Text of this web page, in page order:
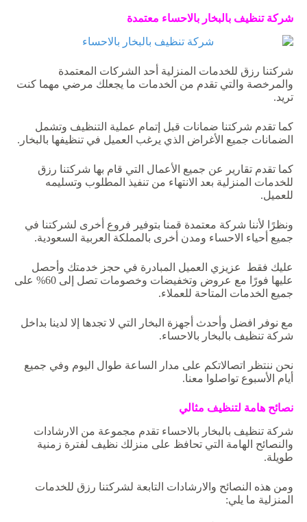
شركة تنظيف بالبخار بالاحساء معتمدة
شركتنا رزق للخدمات المنزلية أحد الشركات المعتمدة
والمرخصة والتي تقدم من الخدمات ما يجعلك مرضي مهما كنت
تريد.
كما تقدم شركتنا ضمانات قبل إتمام عملية التنظيف وتشمل
الضمانات جميع الأغراض الذي يرغب العميل في تنظيفها بالبخار.
كما تقدم تقارير عن جميع الأعمال التي قام بها شركتنا رزق
للخدمات المنزلية بعد الانتهاء من تنفيذ المطلوب وتسليمه
للعميل.
ونظرًا لأننا شركة معتمدة قمنا بتوفير فروع أخرى لشركتنا في
جميع أحياء الاحساء ومدن أخرى بالمملكة العربية السعودية.
عليك فقط عزيزي العميل المبادرة في حجز خدمتك وأحصل
عليها فورًا مع عروض وتخفيضات وخصومات تصل إلى 60% على
جميع الخدمات المتاحة للعملاء.
مع نوفر افضل وأحدث أجهزة البخار التي لا تجدها إلا لدينا بداخل
شركة تنظيف بالبخار بالاحساء.
نحن ننتظر اتصالاتكم على مدار الساعة طوال اليوم وفي جميع
أيام الأسبوع تواصلوا معنا.
نصائح هامة لتنظيف مثالي
شركة تنظيف بالبخار بالاحساء تقدم مجموعة من الارشادات
والنصائح الهامة التي تحافظ على منزلك نظيف لفترة زمنية
طويلة.
ومن هذه النصائح والارشادات التابعة لشركتنا رزق للخدمات
المنزلية ما يلي: